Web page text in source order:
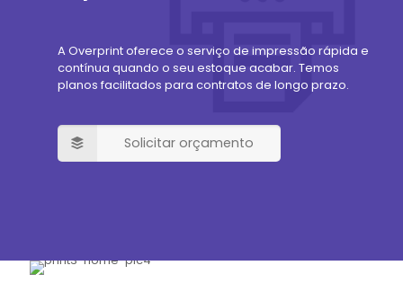
A Overprint oferece o serviço de impressão rápida e
contínua quando o seu estoque acabar. Temos
planos facilitados para contratos de longo prazo.
Solicitar orçamento